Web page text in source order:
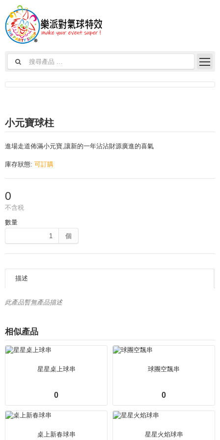
小元寶球柱
進場走道佈滿小元寶,讓新的一年沾沾財源廣進的喜氣
庫存狀態: 可訂購
0
不含税
數量
個
描述
此產品暫無產品描述
相似產品
星星桌上球串
0
球團空飄串
0
桌上新春球串 星星火焰球串